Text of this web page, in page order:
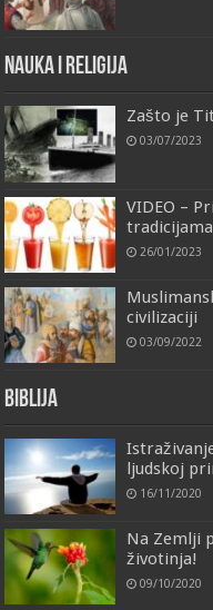
Nauka i religija
Zašto je
03/07/2023
VIDEO –
tradicijama
26/01/2023
civilizaciji
03/09/2022
Biblija
ljudskoj
16/11/2020
Na Zemlji
životinja!
09/10/2020